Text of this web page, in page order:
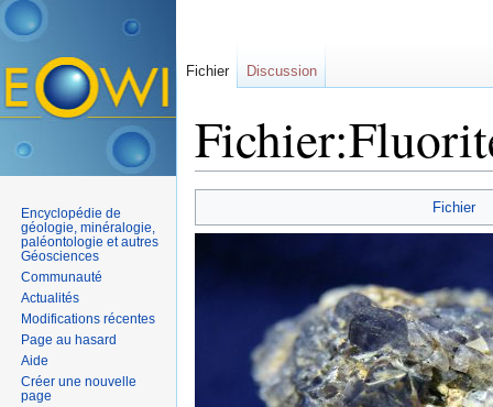
Fichier
Fichier Discussion
Encyclopédie de
géologie, minéralogie,
paléontologie et autres
Géosciences
Communauté
Actualités
Modifications récentes
Page au hasard
Aide
Créer une nouvelle
page